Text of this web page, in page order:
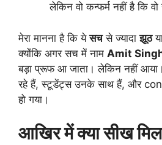
लेकिन वो कन्फर्म नहीं है कि
मेरा मानना है कि येसचसे ज्यादाझूठ
क्योंकि अगर सच में नाम Amit
बड़ा प्रूफ आ जाता। लेकिन नहीं
रहे हैं, स्टूडेंट्स उनके साथ हैं, और
हो गया।
आखिर में क्या सीख